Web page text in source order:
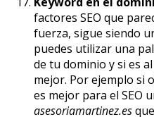
factores SEO que
fuerza, sigue siendo
puedes utilizar una
de tu dominio y si es
mejor. Por ejemplo si
es mejor para el SEO
asesoriamartinez.es